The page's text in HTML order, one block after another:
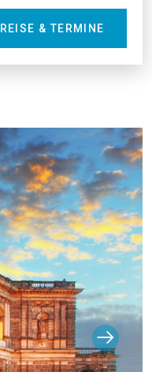
& TERMINE